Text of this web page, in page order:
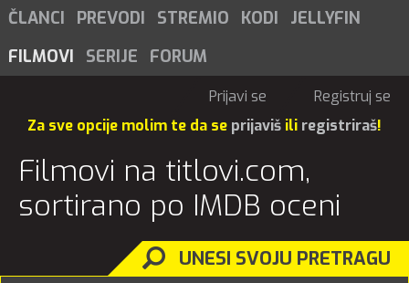
ČLANCI PREVODI STREMIO KODI
JELLYFIN
FILMOVI
SERIJE FORUM
Prijavi se
Registruj se
Za sve opcije molim te da se prijaviš ili registriraš!
Filmovi na titlovi.com,
sortirano po IMDB oceni
UNESI SVOJU PRETRAGU